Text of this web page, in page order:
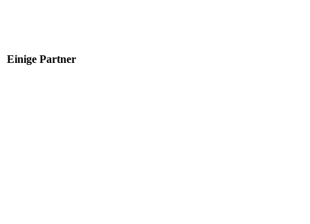
Einige Partner